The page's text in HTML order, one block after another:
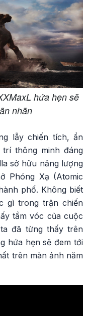
hứa hẹn sẽ
nhãn
lẫy chiến tích, ẩn
thông minh đáng
sở hữu năng lượng
Phóng Xạ (Atomic
phố. Không biết
gì trong trận chiến
tầm vóc của cuộc
đã từng thấy trên
hứa hẹn sẽ đem tới
trên màn ảnh năm